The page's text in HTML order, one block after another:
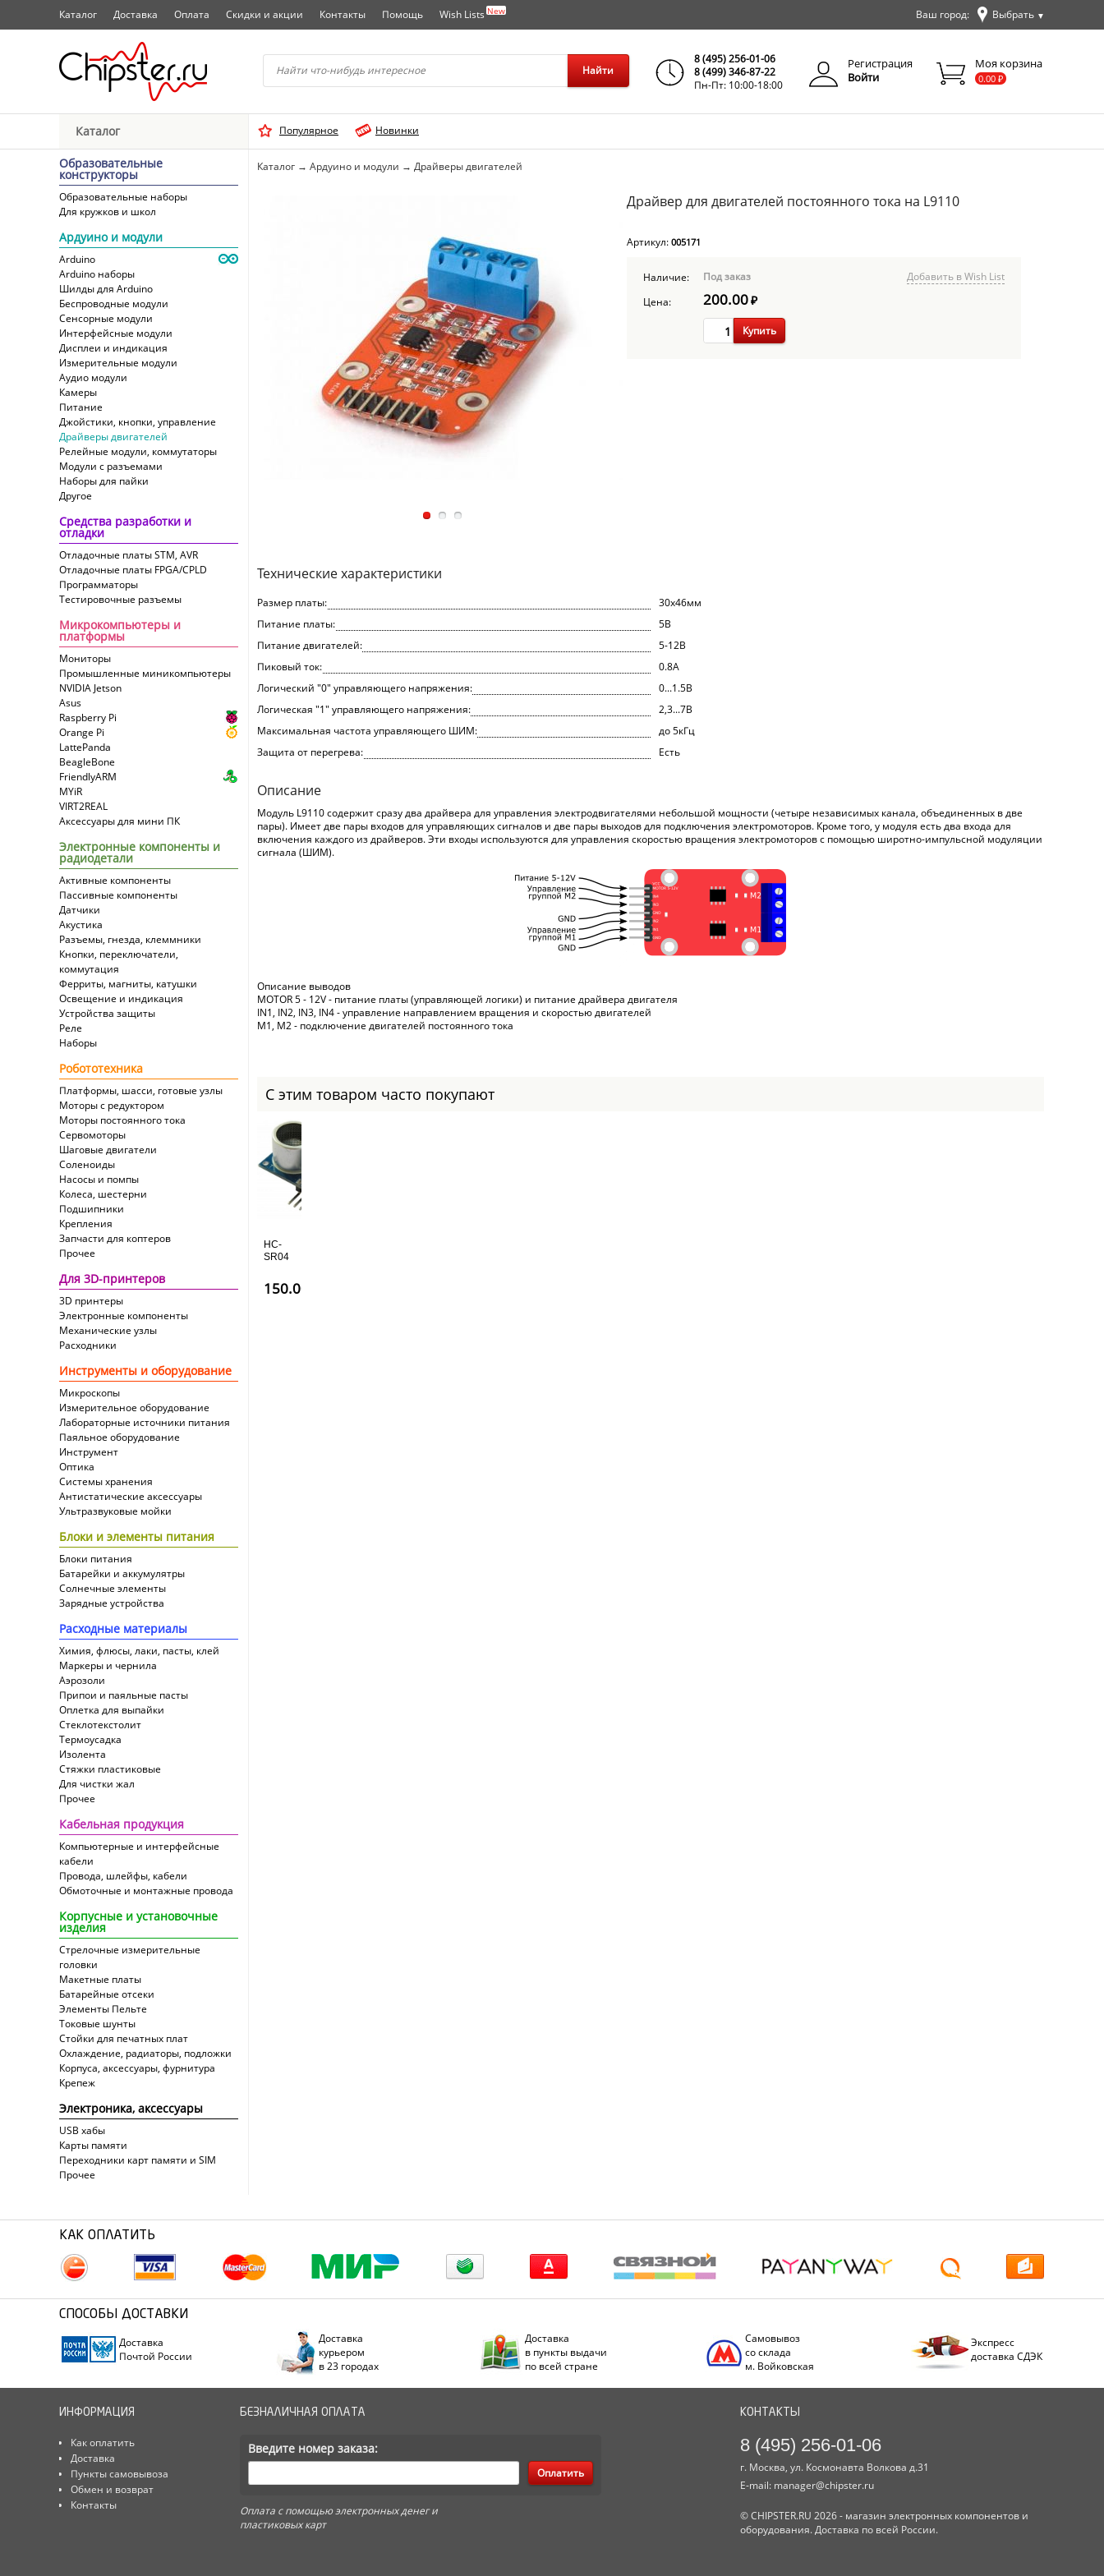
Начните водить название города..
Каталог Доставка Оплата Скидки и акции Контакты Помощь Wish Lists New Ваш город: Выбрать ▼
Найти
8 (495) 256-01-06
8 (499) 346-87-22
Пн-Пт: 10:00-18:00
Регистрация
Войти
Моя корзина
0.00 ₽
Каталог Популярное Новинки
Образовательные
конструкторы
Образовательные наборы
Для кружков и школ
Ардуино и модули
Arduino
Arduino наборы
Шилды для Arduino
Беспроводные модули
Сенсорные модули
Интерфейсные модули
Дисплеи и индикация
Измерительные модули
Аудио модули
Камеры
Питание
Джойстики, кнопки, управление
Драйверы двигателей
Релейные модули, коммутаторы
Модули с разъемами
Наборы для пайки
Другое
Средства разработки и
отладки
Отладочные платы STM, AVR
Отладочные платы FPGA/CPLD
Программаторы
Тестировочные разъемы
Микрокомпьютеры и
платформы
Мониторы
Промышленные миникомпьютеры
NVIDIA Jetson
Asus
Raspberry Pi
Orange Pi
LattePanda
BeagleBone
FriendlyARM
MYiR
VIRT2REAL
Аксессуары для мини ПК
Электронные компоненты и
радиодетали
Активные компоненты
Пассивные компоненты
Датчики
Акустика
Разъемы, гнезда, клеммники
Кнопки, переключатели,
коммутация
Ферриты, магниты, катушки
Освещение и индикация
Устройства защиты
Реле
Наборы
Робототехника
Платформы, шасси, готовые узлы
Моторы с редуктором
Моторы постоянного тока
Сервомоторы
Шаговые двигатели
Соленоиды
Насосы и помпы
Колеса, шестерни
Подшипники
Крепления
Запчасти для коптеров
Прочее
Для 3D-принтеров
3D принтеры
Электронные компоненты
Механические узлы
Расходники
Инструменты и оборудование
Микроскопы
Измерительное оборудование
Лабораторные источники питания
Паяльное оборудование
Инструмент
Оптика
Системы хранения
Антистатические аксессуары
Ультразвуковые мойки
Блоки и элементы питания
Блоки питания
Батарейки и аккумулятры
Солнечные элементы
Зарядные устройства
Расходные материалы
Химия, флюсы, лаки, пасты, клей
Маркеры и чернила
Аэрозоли
Припои и паяльные пасты
Оплетка для выпайки
Cтеклотекстолит
Термоусадка
Изолента
Стяжки пластиковые
Для чистки жал
Прочее
Кабельная продукция
Компьютерные и интерфейсные
кабели
Провода, шлейфы, кабели
Обмоточные и монтажные провода
Корпусные и установочные
изделия
Стрелочные измерительные
головки
Макетные платы
Батарейные отсеки
Элементы Пельте
Токовые шунты
Стойки для печатных плат
Охлаждение, радиаторы, подложки
Корпуса, аксессуары, фурнитура
Крепеж
Электроника, аксессуары
USB хабы
Карты памяти
Переходники карт памяти и SIM
Прочее
Каталог → Ардуино и модули → Драйверы двигателей
Драйвер для двигателей постоянного тока на L9110
Артикул: 005171
Наличие: Под заказ
Добавить в Wish List
Цена:
200.00₽
Купить
Технические характеристики
Размер платы:
30x46мм
Питание платы:
5В
Питание двигателей:
5-12В
Пиковый ток:
0.8А
Логический "0" управляющего напряжения:
0...1.5В
Логическая "1" управляющего напряжения:
2,3...7В
Максимальная частота управляющего ШИМ:
до 5кГц
Защита от перегрева:
Есть
Описание
Модуль L9110 содержит сразу два драйвера для управления электродвигателями небольшой мощности (четыре независимых канала, объединенных в две
пары). Имеет две пары входов для управляющих сигналов и две пары выходов для подключения электромоторов. Кроме того, у модуля есть два входа для
включения каждого из драйверов. Эти входы используются для управления скоростью вращения электромоторов с помощью широтно-импульсной модуляции
сигнала (ШИМ).
Описание выводов
MOTOR 5 - 12V - питание платы (управляющей логики) и питание драйвера двигателя
IN1, IN2, IN3, IN4 - управление направлением вращения и скоростью двигателей
M1, M2 - подключение двигателей постоянного тока
С этим товаром часто покупают
HC-
SR04
дальномер
(сонар)
150.00
КАК ОПЛАТИТЬ
СПОСОБЫ ДОСТАВКИ
Доставка
Почтой России
Доставка
курьером
в 23 городах
Доставка
в пункты выдачи
по всей стране
Самовывоз
со склада
м. Войковская
Экспресс
доставка СДЭК
ИНФОРМАЦИЯ
Как оплатить
Доставка
Пункты самовывоза
Обмен и возврат
Контакты
БЕЗНАЛИЧНАЯ ОПЛАТА
Введите номер заказа:
Оплатить
Оплата с помощью электронных денег и
пластиковых карт
КОНТАКТЫ
8 (495) 256-01-06
г. Москва, ул. Космонавта Волкова д.31
E-mail: manager@chipster.ru
© CHIPSTER.RU 2026 - магазин электронных компонентов и
оборудования. Доставка по всей России.